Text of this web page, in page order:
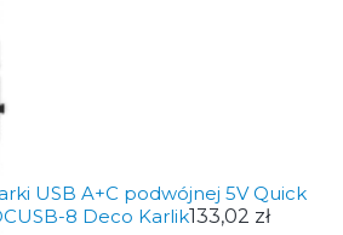
USB A+C podwójnej 5V Quick
8 Deco Karlik133,02 zł